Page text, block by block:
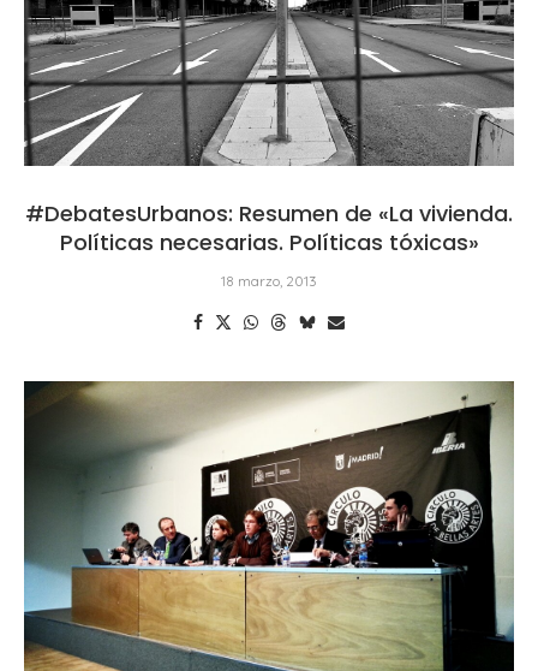
#DebatesUrbanos: Resumen de «La vivienda.
Políticas necesarias. Políticas tóxicas»
18 marzo, 2013